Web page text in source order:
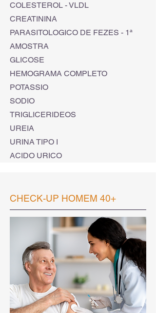
COLESTEROL - VLDL
CREATININA
PARASITOLOGICO DE FEZES - 1ª
AMOSTRA
GLICOSE
HEMOGRAMA COMPLETO
POTASSIO
SODIO
TRIGLICERIDEOS
UREIA
URINA TIPO I
ACIDO URICO
CHECK-UP HOMEM 40+